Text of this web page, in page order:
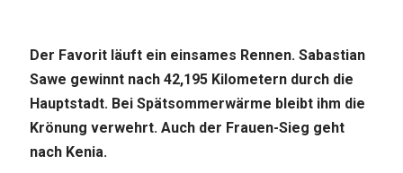
Der Favorit läuft ein einsames Rennen. Sabastian
Sawe gewinnt nach 42,195 Kilometern durch die
Hauptstadt. Bei Spätsommerwärme bleibt ihm die
Krönung verwehrt. Auch der Frauen-Sieg geht
nach Kenia.